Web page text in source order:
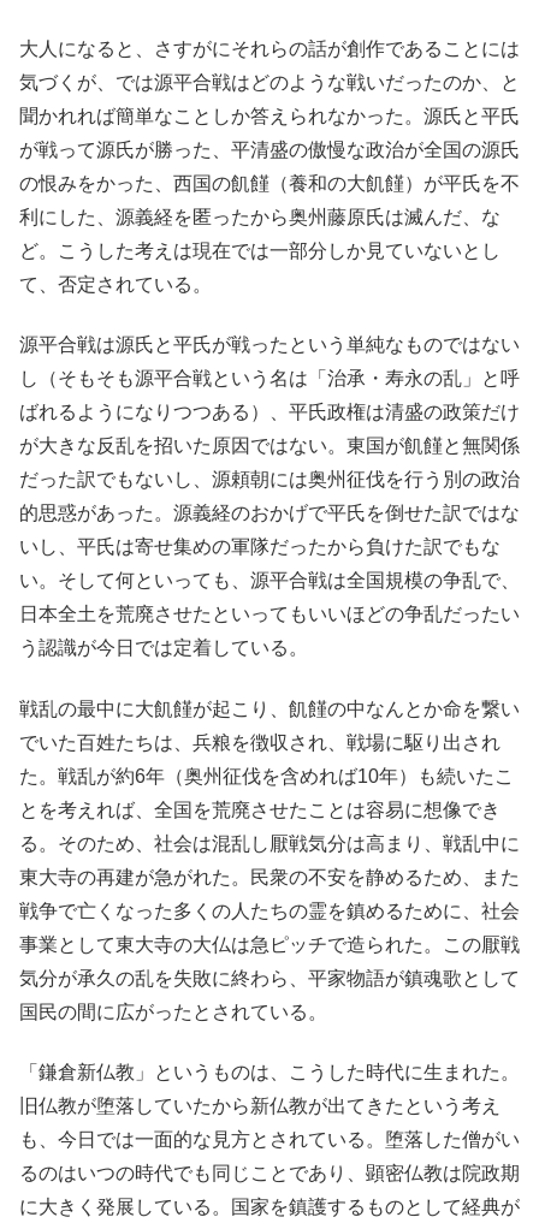
大人になると、さすがにそれらの話が創作であることには
気づくが、では源平合戦はどのような戦いだったのか、と
聞かれれば簡単なことしか答えられなかった。源氏と平氏
が戦って源氏が勝った、平清盛の傲慢な政治が全国の源氏
の恨みをかった、西国の飢饉（養和の大飢饉）が平氏を不
利にした、源義経を匿ったから奥州藤原氏は滅んだ、な
ど。こうした考えは現在では一部分しか見ていないとし
て、否定されている。
源平合戦は源氏と平氏が戦ったという単純なものではない
し（そもそも源平合戦という名は「治承・寿永の乱」と呼
ばれるようになりつつある）、平氏政権は清盛の政策だけ
が大きな反乱を招いた原因ではない。東国が飢饉と無関係
だった訳でもないし、源頼朝には奥州征伐を行う別の政治
的思惑があった。源義経のおかげで平氏を倒せた訳ではな
いし、平氏は寄せ集めの軍隊だったから負けた訳でもな
い。そして何といっても、源平合戦は全国規模の争乱で、
日本全土を荒廃させたといってもいいほどの争乱だったい
う認識が今日では定着している。
戦乱の最中に大飢饉が起こり、飢饉の中なんとか命を繋い
でいた百姓たちは、兵粮を徴収され、戦場に駆り出され
た。戦乱が約6年（奥州征伐を含めれば10年）も続いたこ
とを考えれば、全国を荒廃させたことは容易に想像でき
る。そのため、社会は混乱し厭戦気分は高まり、戦乱中に
東大寺の再建が急がれた。民衆の不安を静めるため、また
戦争で亡くなった多くの人たちの霊を鎮めるために、社会
事業として東大寺の大仏は急ピッチで造られた。この厭戦
気分が承久の乱を失敗に終わら、平家物語が鎮魂歌として
国民の間に広がったとされている。
「鎌倉新仏教」というものは、こうした時代に生まれた。
旧仏教が堕落していたから新仏教が出てきたという考え
も、今日では一面的な見方とされている。堕落した僧がい
るのはいつの時代でも同じことであり、顕密仏教は院政期
に大きく発展している。国家を鎮護するものとして経典が